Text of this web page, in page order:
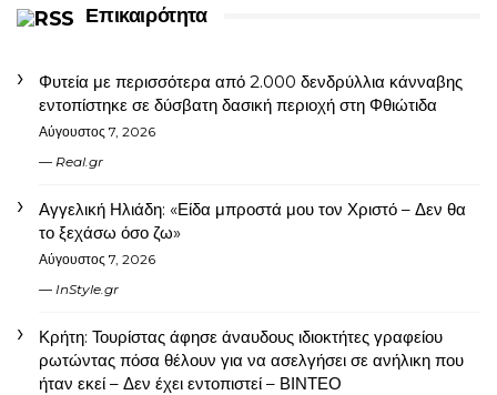
Επικαιρότητα
Φυτεία με περισσότερα από 2.000 δενδρύλλια κάνναβης
εντοπίστηκε σε δύσβατη δασική περιοχή στη Φθιώτιδα
Αύγουστος 7, 2026
Real.gr
Αγγελική Ηλιάδη: «Είδα μπροστά μου τον Χριστό – Δεν θα
το ξεχάσω όσο ζω»
Αύγουστος 7, 2026
InStyle.gr
Κρήτη: Τουρίστας άφησε άναυδους ιδιοκτήτες γραφείου
ρωτώντας πόσα θέλουν για να ασελγήσει σε ανήλικη που
ήταν εκεί – Δεν έχει εντοπιστεί – ΒΙΝΤΕΟ